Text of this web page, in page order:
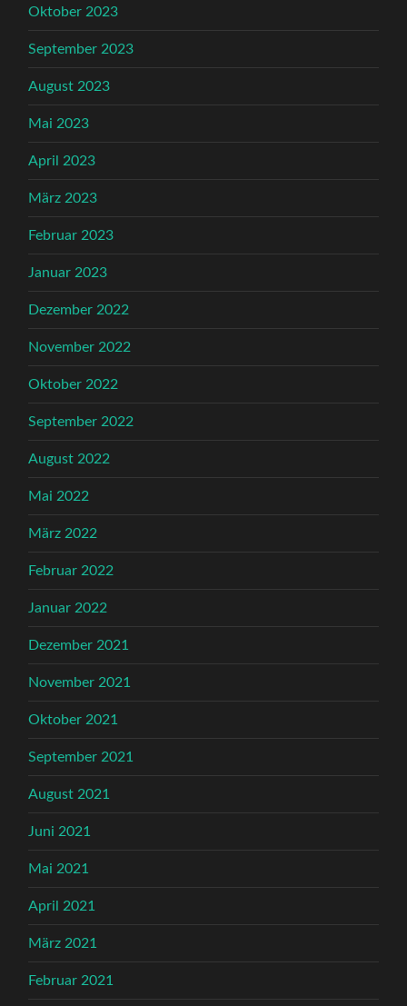
Oktober 2023
September 2023
August 2023
Mai 2023
April 2023
März 2023
Februar 2023
Januar 2023
Dezember 2022
November 2022
Oktober 2022
September 2022
August 2022
Mai 2022
März 2022
Februar 2022
Januar 2022
Dezember 2021
November 2021
Oktober 2021
September 2021
August 2021
Juni 2021
Mai 2021
April 2021
März 2021
Februar 2021